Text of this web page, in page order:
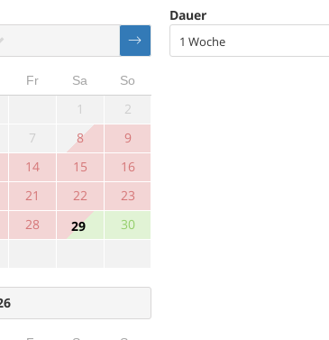
Fr Sa
So
1 2
7 8 9
14 15 16
21 22 23
28 29 30
Dauer
1 Woche